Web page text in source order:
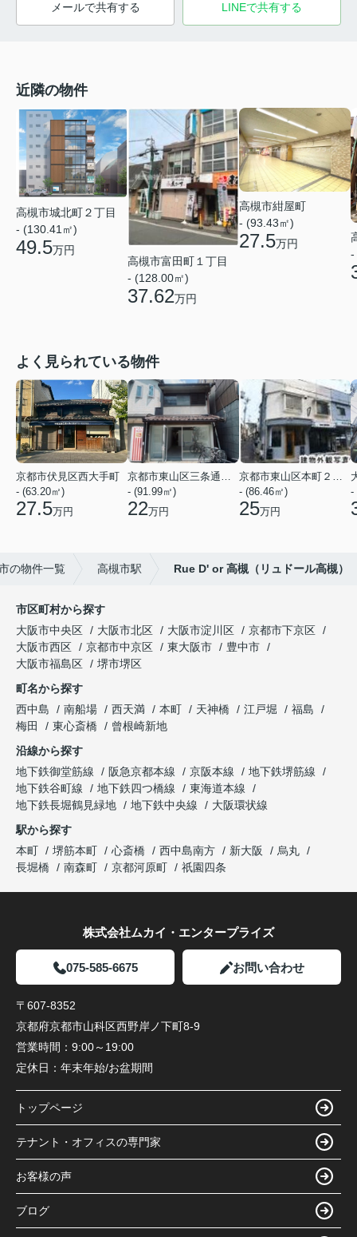
メールで共有する LINEで共有する
近隣の物件
高槻市城北町２丁目
- (130.41㎡)
49.5万円
高槻市富田町１丁目
- (128.00㎡)
37.62万円
高槻市紺屋町
- (93.43㎡)
27.5万円
-
よく見られている物件
京都市伏見区西大手町
- (63.20㎡)
27.5万円
京都市東山区三条通北裏白川筋西入２丁目東姉小路町
- (91.99㎡)
22万円
京都市東山区本町２２丁目
- (86.46㎡)
25万円
-
の物件一覧 高槻市駅 Rue D' or 高槻（リュドール高槻）
市区町村から探す
大阪市中央区
大阪市北区 大阪市淀川区
京都市下京区
大阪市西区
京都市中京区 東大阪市
豊中市
大阪市福島区
堺市堺区
町名から探す
西中島
南船場 西天満 本町 天神橋 江戸堀
福島
梅田
東心斎橋
曾根崎新地
沿線から探す
地下鉄御堂筋線
阪急京都本線 京阪本線
地下鉄堺筋線
地下鉄谷町線
地下鉄四つ橋線
東海道本線
地下鉄長堀鶴見緑地
地下鉄中央線
大阪環状線
駅から探す
本町
堺筋本町 心斎橋 西中島南方 新大阪
烏丸
長堀橋
南森町 京都河原町 祇園四条
株式会社ムカイ・エンタープライズ
075-585-6675 お問い合わせ
〒607-8352
京都府京都市山科区西野岸ノ下町8-9
営業時間： 9:00～19:00
定休日： 年末年始/お盆期間
トップページ
テナント・オフィスの専門家
お客様の声
ブログ